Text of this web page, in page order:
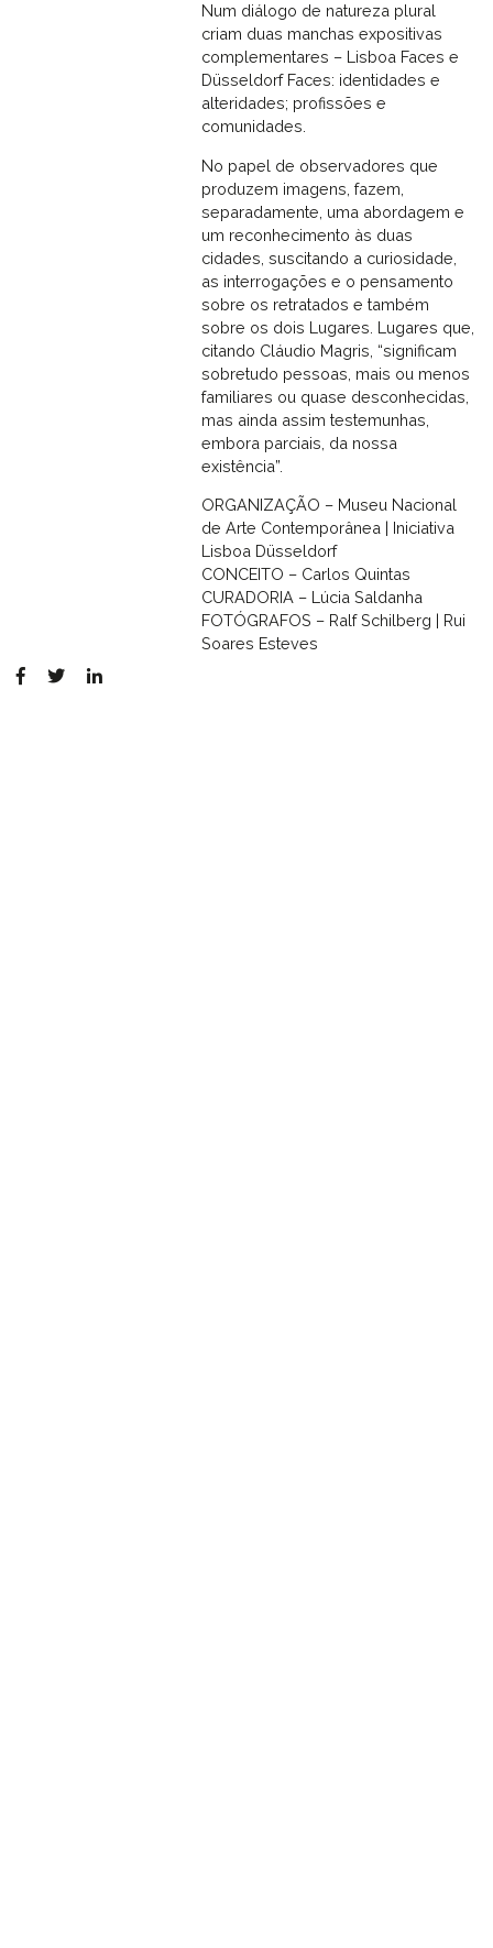
Num diálogo de natureza plural
criam duas manchas expositivas
complementares – Lisboa Faces e
Düsseldorf Faces: identidades e
alteridades; profissões e
comunidades.
No papel de observadores que
produzem imagens, fazem,
separadamente, uma abordagem e
um reconhecimento às duas
cidades, suscitando a curiosidade,
as interrogações e o pensamento
sobre os retratados e também
sobre os dois Lugares. Lugares que,
citando Cláudio Magris, “significam
sobretudo pessoas, mais ou menos
familiares ou quase desconhecidas,
mas ainda assim testemunhas,
embora parciais, da nossa
existência”.
ORGANIZAÇÃO – Museu Nacional
de Arte Contemporânea | Iniciativa
Lisboa Düsseldorf
CONCEITO – Carlos Quintas
CURADORIA – Lúcia Saldanha
FOTÓGRAFOS – Ralf Schilberg | Rui
Soares Esteves